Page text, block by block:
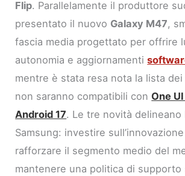
Flip. Parallelamente il produttore
presentato il nuovo Galaxy M47,
fascia media progettato per offrire
autonomia e aggiornamenti
mentre è stata resa nota la lista
non saranno compatibili con One
Android 17. Le tre novità delineano
Samsung: investire
rafforzare il segmento medio del
mantenere una politica di supporto